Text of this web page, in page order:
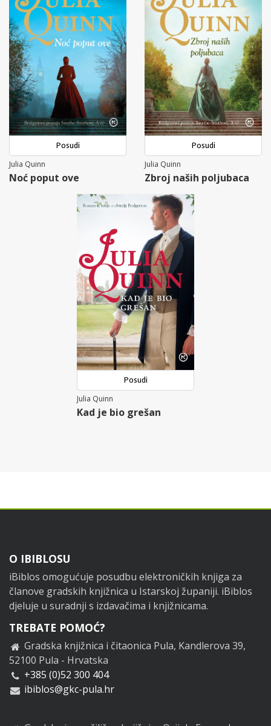
Posudi
Julia Quinn
Noć poput ove
Posudi
Julia Quinn
Zbroj naših poljubaca
Posudi
Julia Quinn
Kad je bio grešan
Footer
O IBIBLOSU
iBiblos omogućuje posudbu elektroničkih knjiga za
članove gradskih knjižnica u Istarskoj županiji. iBiblos
djeluje u suradnji s izdavačima i knjižnicama.
TREBATE POMOĆ?
Gradska knjižnica i čitaonica Pula, Kandlerova 39,
52100 Pula - Hrvatska
+385 (0)52 300 404
ibiblos@gkc-pula.hr